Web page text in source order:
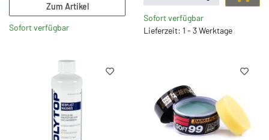
Zum Artikel
Sofort verfügbar
Sofort verfügbar
Lieferzeit: 1 - 3 Werktage